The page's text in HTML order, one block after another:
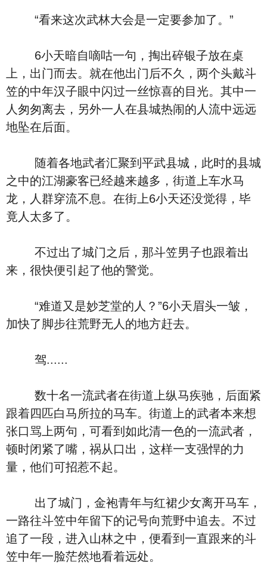
“看来这次武林大会是一定要参加了。”
6小天暗自嘀咕一句，掏出碎银子放在桌
上，出门而去。就在他出门后不久，两个头戴斗
笠的中年汉子眼中闪过一丝惊喜的目光。其中一
人匆匆离去，另外一人在县城热闹的人流中远远
地坠在后面。
随着各地武者汇聚到平武县城，此时的县城
之中的江湖豪客已经越来越多，街道上车水马
龙，人群穿流不息。在街上6小天还没觉得，毕
竟人太多了。
不过出了城门之后，那斗笠男子也跟着出
来，很快便引起了他的警觉。
“难道又是妙芝堂的人？”6小天眉头一皱，
加快了脚步往荒野无人的地方赶去。
驾......
数十名一流武者在街道上纵马疾驰，后面紧
跟着四匹白马所拉的马车。街道上的武者本来想
张口骂上两句，可看到如此清一色的一流武者，
顿时闭紧了嘴，祸从口出，这样一支强悍的力
量，他们可招惹不起。
出了城门，金袍青年与红裙少女离开马车，
一路往斗笠中年留下的记号向荒野中追去。不过
追了一段，进入山林之中，便看到一直跟来的斗
笠中年一脸茫然地看着远处。